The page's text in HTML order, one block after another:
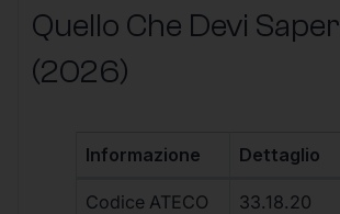
Quello Che Devi
(2026)
Informazione Dettaglio
Codice ATECO 33.18.20